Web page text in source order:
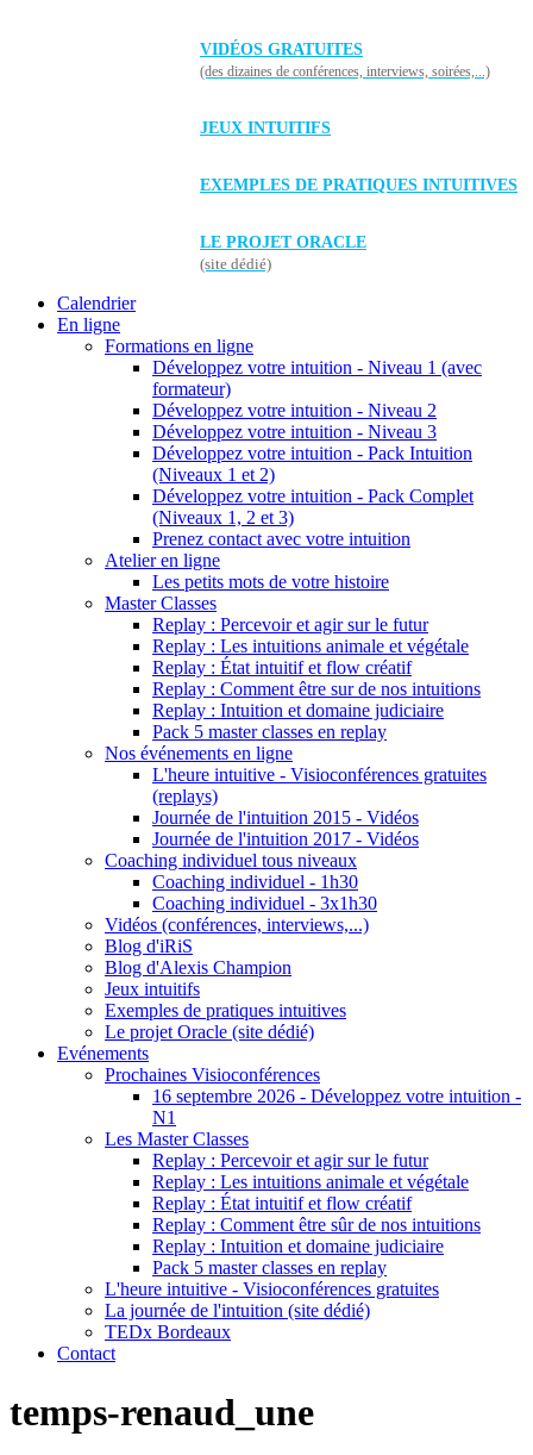
VIDÉOS GRATUITES
(des dizaines de conférences, interviews, soirées,...)
JEUX INTUITIFS
EXEMPLES DE PRATIQUES INTUITIVES
LE PROJET ORACLE
(site dédié)
Calendrier
En ligne
Formations en ligne
Développez votre intuition - Niveau 1 (avec
formateur)
Développez votre intuition - Niveau 2
Développez votre intuition - Niveau 3
Développez votre intuition - Pack Intuition
(Niveaux 1 et 2)
Développez votre intuition - Pack Complet
(Niveaux 1, 2 et 3)
Prenez contact avec votre intuition
Atelier en ligne
Les petits mots de votre histoire
Master Classes
Replay : Percevoir et agir sur le futur
Replay : Les intuitions animale et végétale
Replay : État intuitif et flow créatif
Replay : Comment être sur de nos intuitions
Replay : Intuition et domaine judiciaire
Pack 5 master classes en replay
Nos événements en ligne
L'heure intuitive - Visioconférences gratuites
(replays)
Journée de l'intuition 2015 - Vidéos
Journée de l'intuition 2017 - Vidéos
Coaching individuel tous niveaux
Coaching individuel - 1h30
Coaching individuel - 3x1h30
Vidéos (conférences, interviews,...)
Blog d'iRiS
Blog d'Alexis Champion
Jeux intuitifs
Exemples de pratiques intuitives
Le projet Oracle (site dédié)
Evénements
Prochaines Visioconférences
16 septembre 2026 - Développez votre intuition -
N1
Les Master Classes
Replay : Percevoir et agir sur le futur
Replay : Les intuitions animale et végétale
Replay : État intuitif et flow créatif
Replay : Comment être sûr de nos intuitions
Replay : Intuition et domaine judiciaire
Pack 5 master classes en replay
L'heure intuitive - Visioconférences gratuites
La journée de l'intuition (site dédié)
TEDx Bordeaux
Contact
temps-renaud_une